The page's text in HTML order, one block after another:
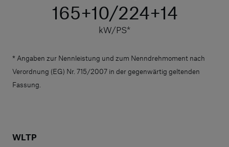
165+10/224+14
kW/PS*
* Angaben zur Nennleistung und zum Nenndrehmoment nach
Verordnung (EG) Nr. 715/2007 in der gegenwärtig geltenden
Fassung.
WLTP